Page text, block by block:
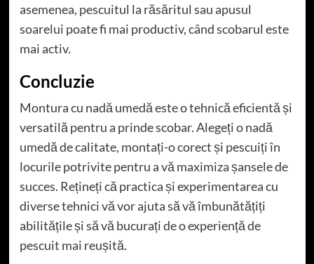
asemenea, pescuitul la răsăritul sau apusul
soarelui poate fi mai productiv, când scobarul este
mai activ.
Concluzie
Montura cu nadă umedă este o tehnică eficientă și
versatilă pentru a prinde scobar. Alegeți o nadă
umedă de calitate, montați-o corect și pescuiți în
locurile potrivite pentru a vă maximiza șansele de
succes. Rețineți că practica și experimentarea cu
diverse tehnici vă vor ajuta să vă îmbunătățiți
abilitățile și să vă bucurați de o experiență de
pescuit mai reușită.